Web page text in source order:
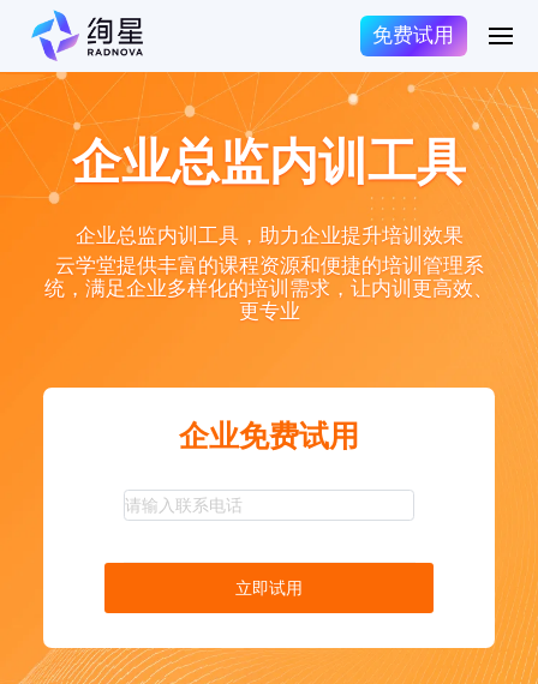
免费试用
企业总监内训工具
企业总监内训工具，助力企业提升培训效果
云学堂提供丰富的课程资源和便捷的培训管理系
统，满足企业多样化的培训需求，让内训更高效、
更专业
企业免费试用
立即试用